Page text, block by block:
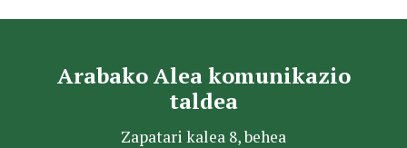
Arabako Alea komunikazio
taldea
Zapatari kalea 8, behea